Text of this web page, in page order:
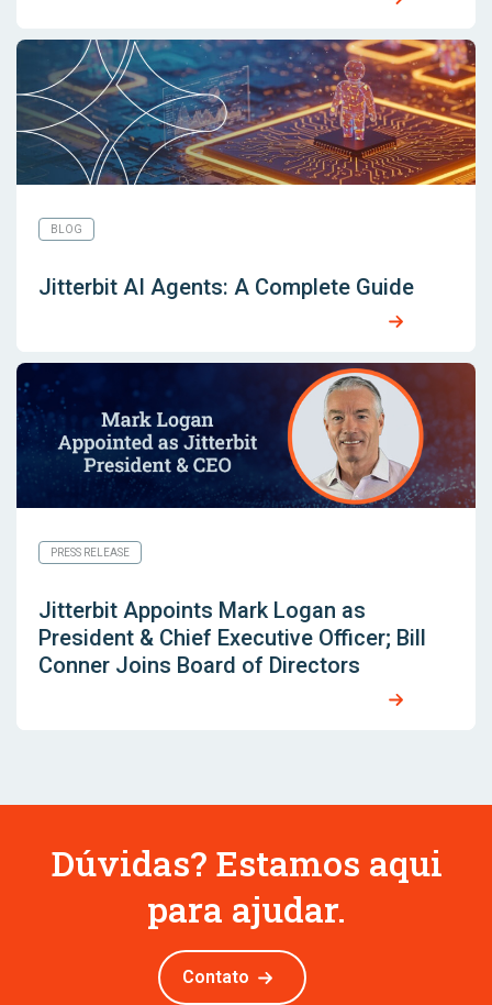
BLOG
Jitterbit AI Agents: A Complete Guide
PRESS RELEASE
Jitterbit Appoints Mark Logan as
President & Chief Executive Officer; Bill
Conner Joins Board of Directors
Dúvidas? Estamos aqui
para ajudar.
Contato